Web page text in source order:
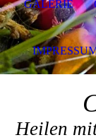
Heilen
GALERIE